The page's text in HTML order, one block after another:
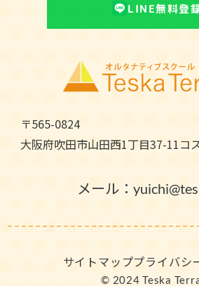
〒565-0824
大阪府吹田市山田西1丁目37-11コ
メール：
LINE無料登
©︎ 2024 Teska
サイトマッププライバシ